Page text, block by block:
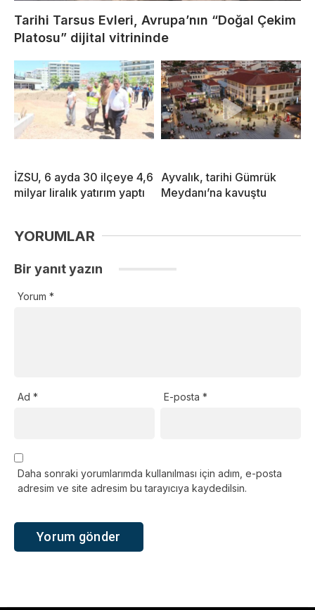
Tarihi Tarsus Evleri, Avrupa’nın “Doğal Çekim
Platosu” dijital vitrininde
İZSU, 6 ayda 30 ilçeye 4,6
milyar liralık yatırım yaptı
Ayvalık, tarihi Gümrük
Meydanı’na kavuştu
YORUMLAR
Bir yanıt yazın
Yorum *
Ad * E-posta*
Daha sonraki yorumlarımda kullanılması için adım, e-posta
adresim ve site adresim bu tarayıcıya kaydedilsin.